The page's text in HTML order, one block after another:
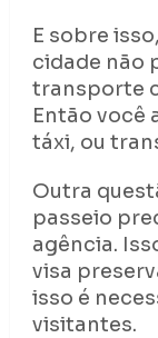
E sobre
cidade não
transporte
Então você
táxi, ou
Outra
passeio
agência.
visa
isso é
visitantes.